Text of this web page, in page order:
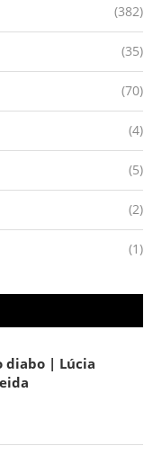
(382)
(35)
(70)
(4)
(5)
(2)
(1)
diabo | Lúcia